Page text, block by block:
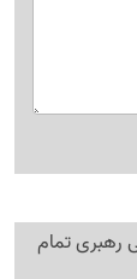
رهبری تمام